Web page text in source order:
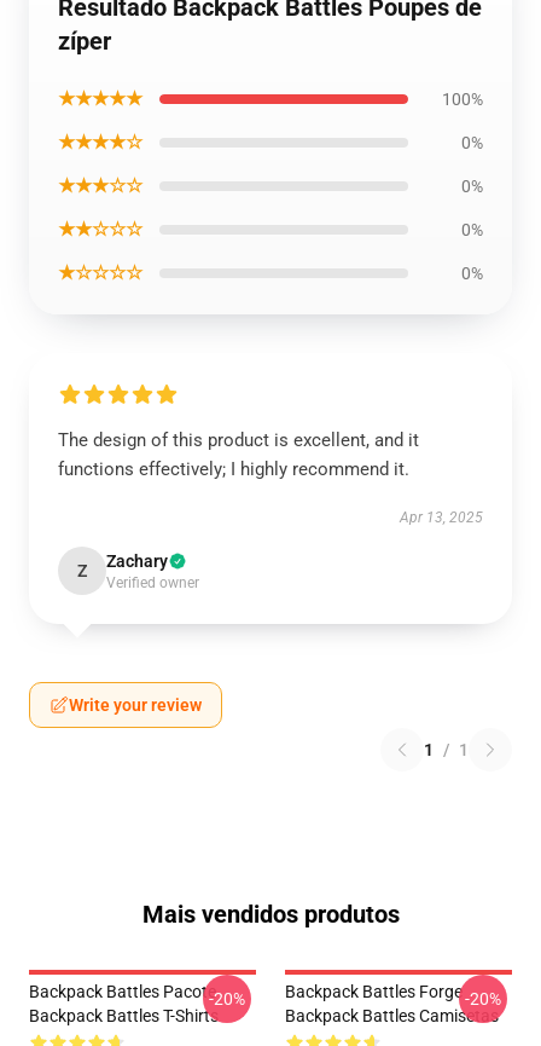
Resultado Backpack Battles Poupes de
zíper
★★★★★ 100%
★★★★☆ 0%
★★★☆☆ 0%
★★☆☆☆ 0%
★☆☆☆☆ 0%
The design of this product is excellent, and it
functions effectively; I highly recommend it.
Apr 13, 2025
Z Zachary
Verified owner
Write your review
1 / 1
Mais vendidos produtos
Backpack Battles Pacote
Backpack Battles T-Shirts
-20%
Backpack Battles Forge
Backpack Battles Camisetas
-20%